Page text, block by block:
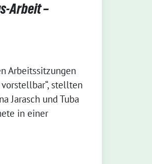
Arbeit –
Arbeitssitzungen
stellten
Jarasch und Tuba
in einer